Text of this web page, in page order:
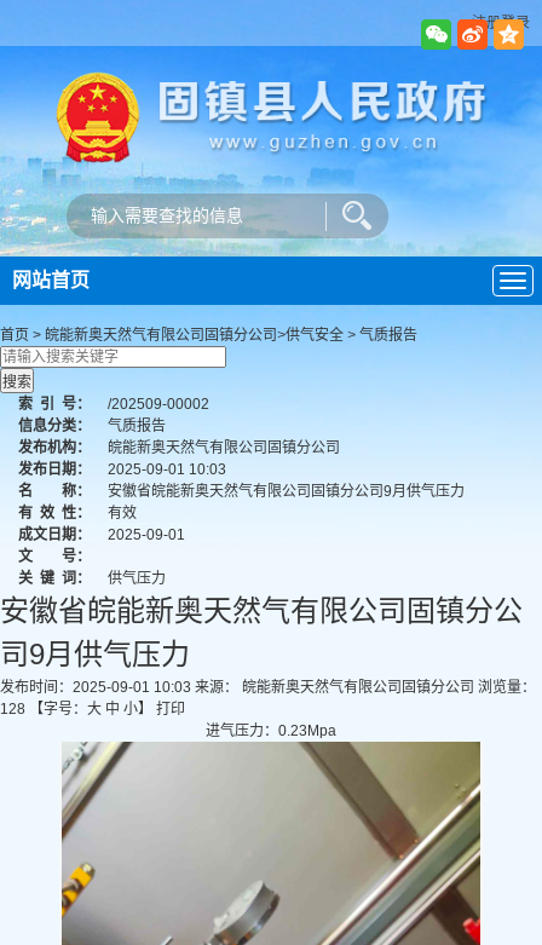
注册登录
导
航
网站首页
首页 > 皖能新奥天然气有限公司固镇分公司 >供气安全 > 气质报告
索 引 号：
/202509-00002
信息分类：
气质报告
发布机构：
皖能新奥天然气有限公司固镇分公司
发布日期：
2025-09-01 10:03
名 称：
安徽省皖能新奥天然气有限公司固镇分公司9月供气压力
有 效 性：
有效
成文日期：
2025-09-01
文 号：
关 键 词： 供气压力
安徽省皖能新奥天然气有限公司固镇分公
司9月供气压力
发布时间：2025-09-01 10:03 来源： 皖能新奥天然气有限公司固镇分公司 浏览量：
128
【字号： 大 中 小】
打印
进气压力：0.23Mpa